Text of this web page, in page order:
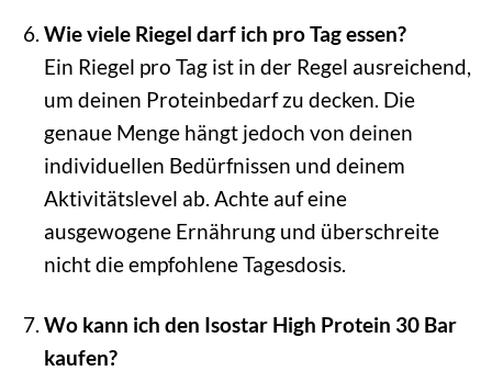
Wie viele Riegel darf ich pro Tag essen?
Ein Riegel pro Tag ist in der Regel ausreichend,
um deinen Proteinbedarf zu decken. Die
genaue Menge hängt jedoch von deinen
individuellen Bedürfnissen und deinem
Aktivitätslevel ab. Achte auf eine
ausgewogene Ernährung und überschreite
nicht die empfohlene Tagesdosis.
Wo kann ich den Isostar High Protein 30 Bar
kaufen?